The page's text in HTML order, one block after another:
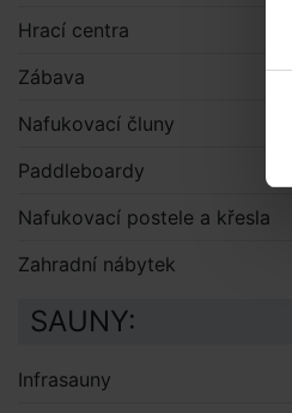
Hrací centra
Zábava
Nafukovací čluny
Paddleboardy
Nafukovací postele a křesla
Zahradní nábytek
SAUNY:
Infrasauny